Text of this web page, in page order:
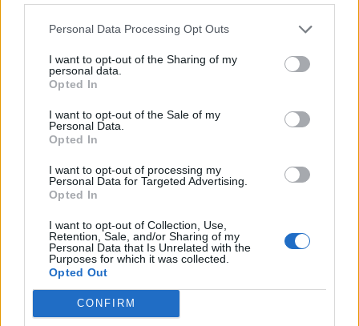
Personal Data Processing Opt Outs
I want to opt-out of the Sharing of my
personal data.
Opted In
I want to opt-out of the Sale of my
Personal Data.
Opted In
I want to opt-out of processing my
Personal Data for Targeted Advertising.
Opted In
I want to opt-out of Collection, Use,
Retention, Sale, and/or Sharing of my
Personal Data that Is Unrelated with the
Purposes for which it was collected.
Opted Out
CONFIRM
Η γυναίκα που πήρε το ελληνικό χαμόγελο και
την ενέργειά της και κατέκτησε την αμερικανική
τηλεόραση. Παρουσιάστρια, δημοσιογράφος και
ηθοποιός, η Μαρία παραμένει εδώ και χρόνια
μία από τις πιο αγαπητές και λαμπερές
παρουσίες της ομογένειας στις ΗΠΑ.
Τρέισι Σπυριδάκος (Tracy Spiridakos)
πρωταγωνιστικούς της ρόλους σε μεγάλες
αμερικανικές σειρές (όπως τοChicago P.D.
Revolution
Σπάρτη, συνδυάζει την κλασική ελληνική